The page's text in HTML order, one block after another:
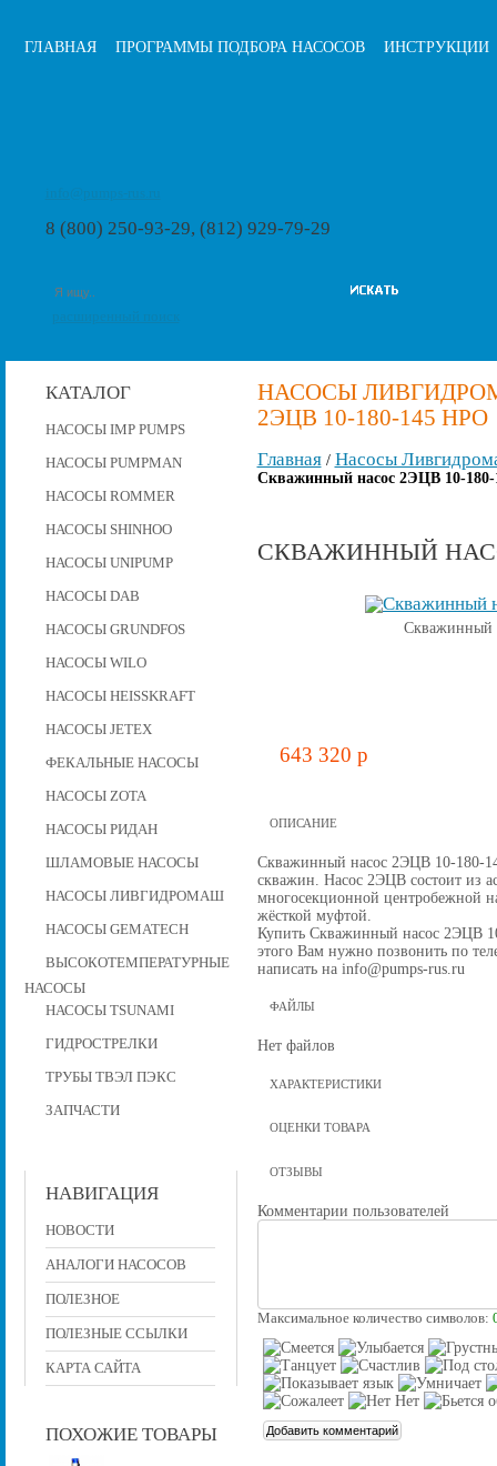
ГЛАВНАЯ ПРОГРАММЫ ПОДБОРА НАСОСОВ ИНСТРУКЦИИ
8 (800) 250-93-29, (812) 929-79-29
КАТАЛОГ
НАСОСЫ IMP PUMPS
НАСОСЫ PUMPMAN
НАСОСЫ ROMMER
НАСОСЫ SHINHOO
НАСОСЫ UNIPUMP
НАСОСЫ DAB
НАСОСЫ GRUNDFOS
НАСОСЫ WILO
НАСОСЫ HEISSKRAFT
НАСОСЫ JETEX
ФЕКАЛЬНЫЕ НАСОСЫ
НАСОСЫ ZOTA
НАСОСЫ РИДАН
ШЛАМОВЫЕ НАСОСЫ
НАСОСЫ ЛИВГИДРОМАШ
НАСОСЫ GEMATECH
ВЫСОКОТЕМПЕРАТУРНЫЕ
НАСОСЫ
НАСОСЫ TSUNAMI
ГИДРОСТРЕЛКИ
ТРУБЫ ТВЭЛ ПЭКС
ЗАПЧАСТИ
НАВИГАЦИЯ
НОВОСТИ
АНАЛОГИ НАСОСОВ
ПОЛЕЗНОЕ
ПОЛЕЗНЫЕ ССЫЛКИ
КАРТА САЙТА
ПОХОЖИЕ ТОВАРЫ
НАСОСЫ
2ЭЦВ 10-180-145 НРО
Главная/ Насосы
Скважинный насос 2ЭЦВ 10-180-
СКВАЖИННЫЙ
Скважинный
643 320 p
ОПИСАНИЕ
Скважинный насос 2ЭЦВ 10-180-
скважин. Насос 2ЭЦВ состоит из
многосекционной центробежной
жёсткой муфтой.
Купить Скважинный насос 2ЭЦВ
этого Вам нужно позвонить по
написать на info@pumps-rus.ru
ФАЙЛЫ
Нет файлов
ХАРАКТЕРИСТИКИ
ОЦЕНКИ ТОВАРА
ОТЗЫВЫ
Комментарии пользователей
Максимальное количество символов: